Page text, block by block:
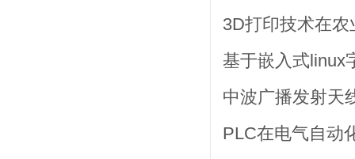
3D打印技术在
基于嵌入式linux
中波广播发射天
PLC在电气自动